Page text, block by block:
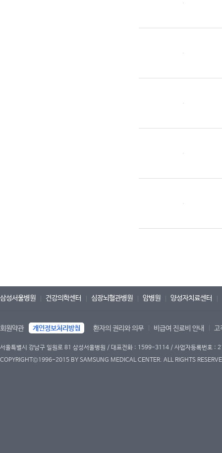
삼성서울병원 건강의학센터 심장뇌혈관병원 암병원 양성자치료센터
회원약관 개인정보처리방침 환자의 권리와 의무 비급여 진료비 안내 고
서울특별시 강남구 일원로 81 삼성서울병원 / 대표전화 : 1599-3114 / 사업자등록번호
COPYRIGHT©1996-2015 BY SAMSUNG MEDICAL CENTER. ALL RIGHTS